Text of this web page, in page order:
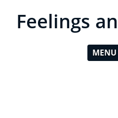
Feelings
MENU